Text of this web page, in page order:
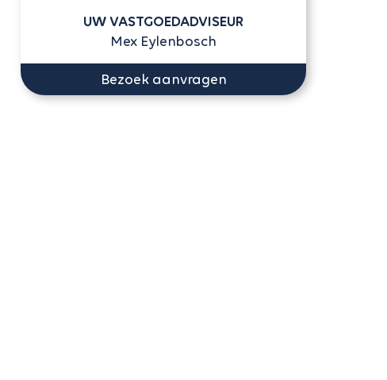
UW VASTGOEDADVISEUR
Mex Eylenbosch
Bezoek aanvragen